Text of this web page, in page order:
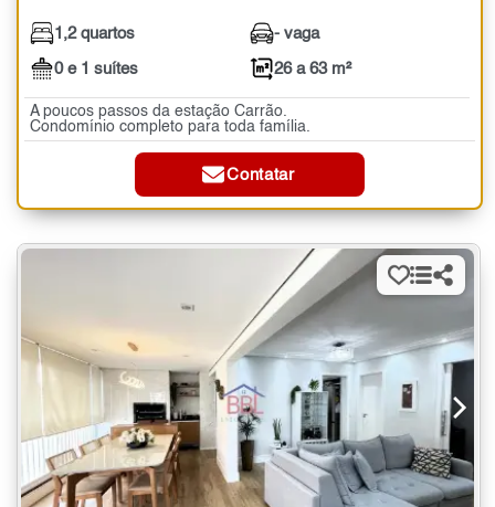
1,2 quartos
0 e 1 suítes
- vaga
26 a 63 m²
A poucos passos da estação Carrão.
Condomínio completo para toda família.
Contatar